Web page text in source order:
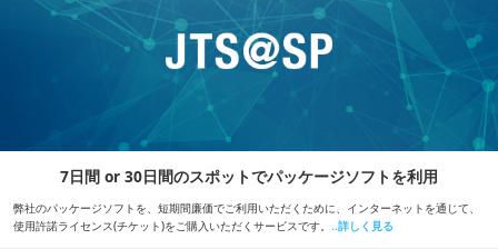
7日間 or 30日間のスポットでパッケージソフトを利用
弊社のパッケージソフトを、短期間廉価でご利用いただくために、インターネットを通じて、
使用許諾ライセンス(チケット)をご購入いただくサービスです。 ..詳しく見る